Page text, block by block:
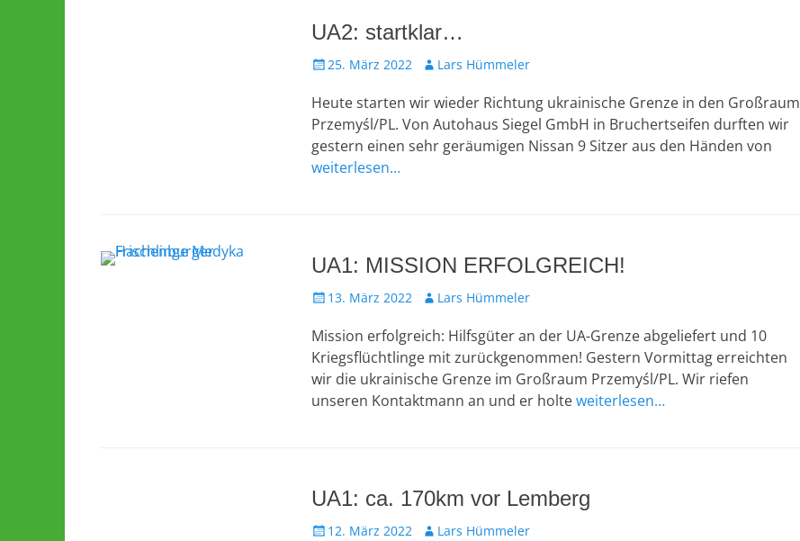
UA2: startklar…
Veröffentlicht
25. März 2022 AutorLars Hümmeler
Heute starten wir wieder Richtung ukrainische Grenze in den Großraum
Przemyśl/PL. Von Autohaus Siegel GmbH in Bruchertseifen durften wir
gestern einen sehr geräumigen Nissan 9 Sitzer aus den Händen von
weiterlesen…
UA1: MISSION ERFOLGREICH!
Veröffentlicht
13. März 2022 AutorLars Hümmeler
Mission erfolgreich: Hilfsgüter an der UA-Grenze abgeliefert und 10
Kriegsflüchtlinge mit zurückgenommen! Gestern Vormittag erreichten
wir die ukrainische Grenze im Großraum Przemyśl/PL. Wir riefen
unseren Kontaktmann an und er holteweiterlesen…
UA1: ca. 170km vor Lemberg
Veröffentlicht
12. März 2022 AutorLars Hümmeler